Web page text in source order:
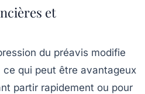
et
du préavis modifie
qui peut être avantageux
partir rapidement ou pour